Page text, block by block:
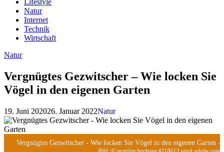
Lifestyle
Natur
Internet
Technik
Wirtschaft
Natur
Vergnügtes Gezwitscher – Wie locken Sie
Vögel in den eigenen Garten
19. Juni 202026. Januar 2022Natur
Vergnügtes Gezwitscher - Wie locken Sie Vögel in den eigenen Garten -